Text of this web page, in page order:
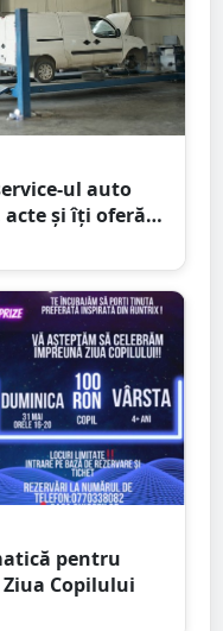
ul auto
acte și îți oferă
pentru
Ziua Copilului